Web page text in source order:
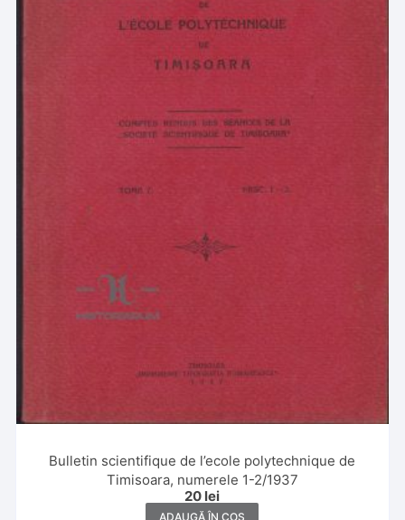
Bulletin scientifique de l’ecole polytechnique de
Timisoara, numerele 1-2/1937
20 lei
ADAUGĂ ÎN COȘ